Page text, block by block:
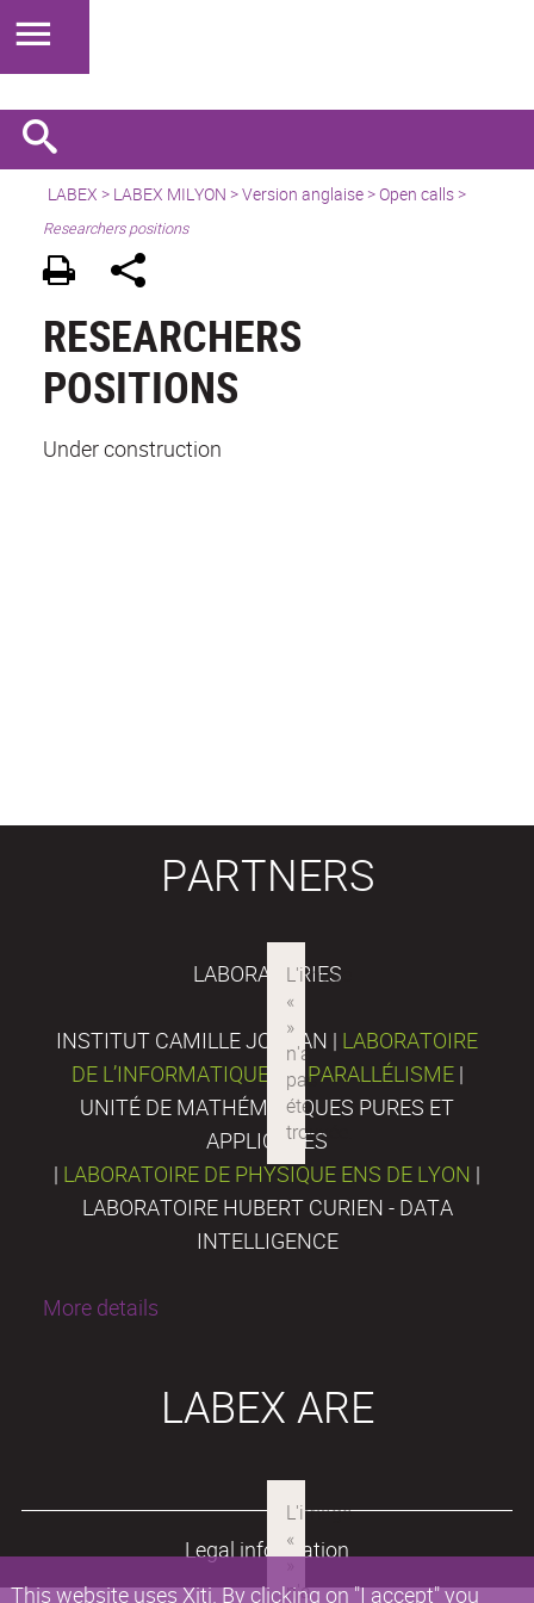
This website uses Xiti. By clicking on "I accept" you
LABEX > LABEX MILYON >Version anglaise>Open calls>
Researchers positions
RESEARCHERS
POSITIONS
Under construction
PARTNERS
LABORATORIES
INSTITUT CAMILLE JORDAN | LABORATOIRE
DE L’INFORMATIQUE DU PARALLÉLISME |
UNITÉ DE MATHÉMATIQUES PURES ET
APPLIQUÉES
| LABORATOIRE DE PHYSIQUE ENS DE LYON |
LABORATOIRE HUBERT CURIEN - DATA
INTELLIGENCE
More details
LABEX ARE
Legal information